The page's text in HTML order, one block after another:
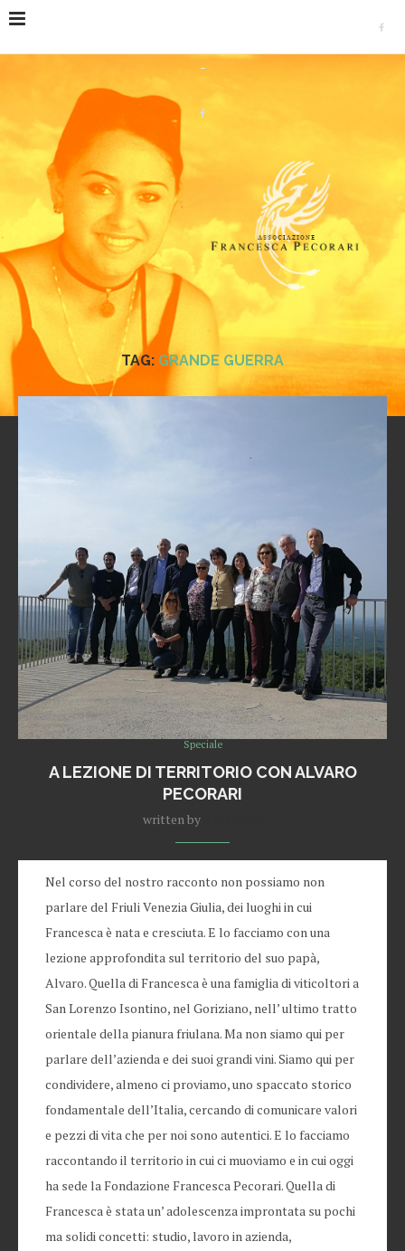
Home Tags Posts tagged with "grande guerra"
TAG: GRANDE GUERRA
Speciale
A LEZIONE DI TERRITORIO CON ALVARO
PECORARI
written by
Nel corso del nostro racconto non possiamo non
parlare del Friuli Venezia Giulia, dei luoghi in cui
Francesca è nata e cresciuta. E lo facciamo con una
lezione approfondita sul territorio del suo papà,
Alvaro. Quella di Francesca è una famiglia di viticoltori a
San Lorenzo Isontino, nel Goriziano, nell’ ultimo tratto
orientale della pianura friulana. Ma non siamo qui per
parlare dell’azienda e dei suoi grandi vini. Siamo qui per
condividere, almeno ci proviamo, uno spaccato storico
fondamentale dell’Italia, cercando di comunicare valori
e pezzi di vita che per noi sono autentici. E lo facciamo
raccontando il territorio in cui ci muoviamo e in cui oggi
ha sede la Fondazione Francesca Pecorari. Quella di
Francesca è stata un’ adolescenza improntata su pochi
ma solidi concetti: studio, lavoro in azienda,